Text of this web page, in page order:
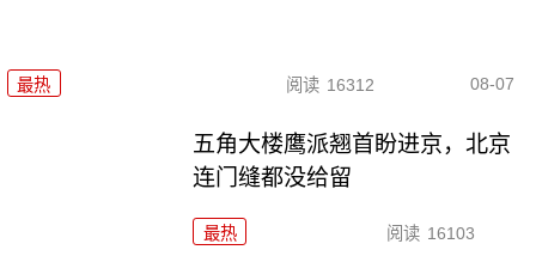
最热 阅读 16312 08-07
五角大楼鹰派翘首盼进京，北京
连门缝都没给留
最热 阅读 16103